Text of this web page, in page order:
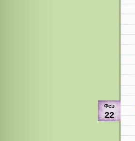
Фев
22